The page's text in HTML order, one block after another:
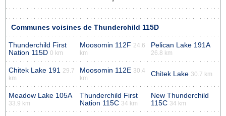
Communes voisines de Thunderchild 115D
Thunderchild First
Nation 115D 0 km
Moosomin 112F 24.6
km
Pelican Lake 191A
26.8 km
Chitek Lake 191
29.7
km
Moosomin 112E 30.4
km
Chitek Lake 30.7 km
Meadow Lake 105A
33.9 km
Thunderchild First
Nation 115C 34 km
New Thunderchild
115C 34 km